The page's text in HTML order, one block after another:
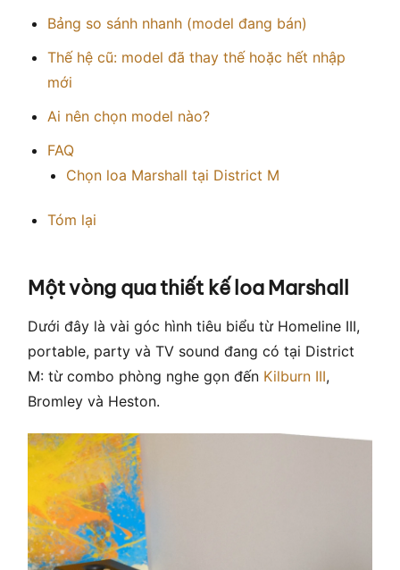
Bảng so sánh nhanh (model đang bán)
Thế hệ cũ: model đã thay thế hoặc hết nhập
mới
Ai nên chọn model nào?
FAQ
Chọn loa Marshall tại District M
Tóm lại
Một vòng qua thiết kế loa Marshall
Dưới đây là vài góc hình tiêu biểu từ Homeline III,
portable, party và TV sound đang có tại District
M: từ combo phòng nghe gọn đến Kilburn III,
Bromley và Heston.